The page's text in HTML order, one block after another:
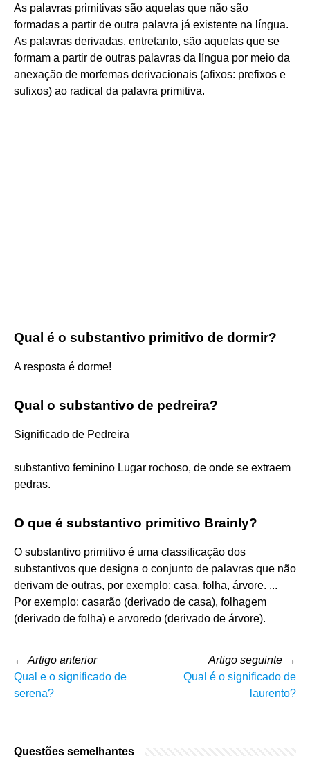
As palavras primitivas são aquelas que não são
formadas a partir de outra palavra já existente na língua.
As palavras derivadas, entretanto, são aquelas que se
formam a partir de outras palavras da língua por meio da
anexação de morfemas derivacionais (afixos: prefixos e
sufixos) ao radical da palavra primitiva.
Qual é o substantivo primitivo de dormir?
A resposta é dorme!
Qual o substantivo de pedreira?
Significado de Pedreira
substantivo feminino Lugar rochoso, de onde se extraem
pedras.
O que é substantivo primitivo Brainly?
O substantivo primitivo é uma classificação dos
substantivos que designa o conjunto de palavras que não
derivam de outras, por exemplo: casa, folha, árvore. ...
Por exemplo: casarão (derivado de casa), folhagem
(derivado de folha) e arvoredo (derivado de árvore).
← Artigo anterior
Qual e o significado de
serena?
Artigo seguinte →
Qual é o significado de
laurento?
Questões semelhantes